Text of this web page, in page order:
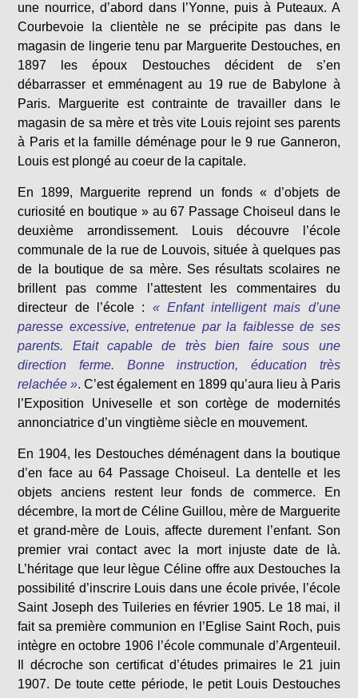
une nourrice, d’abord dans l’Yonne, puis à Puteaux. A
Courbevoie la clientèle ne se précipite pas dans le
magasin de lingerie tenu par Marguerite Destouches, en
1897 les époux Destouches décident de s’en
débarrasser et emménagent au 19 rue de Babylone à
Paris. Marguerite est contrainte de travailler dans le
magasin de sa mère et très vite Louis rejoint ses parents
à Paris et la famille déménage pour le 9 rue Ganneron,
Louis est plongé au coeur de la capitale.
En 1899, Marguerite reprend un fonds « d’objets de
curiosité en boutique » au 67 Passage Choiseul dans le
deuxième arrondissement. Louis découvre l’école
communale de la rue de Louvois, située à quelques pas
de la boutique de sa mère. Ses résultats scolaires ne
brillent pas comme l’attestent les commentaires du
directeur de l’école :
« Enfant intelligent mais d’une
paresse excessive, entretenue par la faiblesse de ses
parents. Etait capable de très bien faire sous une
direction ferme. Bonne instruction, éducation très
relachée ». C’est également en 1899 qu’aura lieu à Paris
l’Exposition Univeselle et son cortège de modernités
annonciatrice d’un vingtième siècle en mouvement.
En 1904, les Destouches déménagent dans la boutique
d’en face au 64 Passage Choiseul. La dentelle et les
objets anciens restent leur fonds de commerce. En
décembre, la mort de Céline Guillou, mère de Marguerite
et grand-mère de Louis, affecte durement l’enfant. Son
premier vrai contact avec la mort injuste date de là.
L’héritage que leur lègue Céline offre aux Destouches la
possibilité d’inscrire Louis dans une école privée, l’école
Saint Joseph des Tuileries en février 1905. Le 18 mai, il
fait sa première communion en l’Eglise Saint Roch, puis
intègre en octobre 1906 l’école communale d’Argenteuil.
Il décroche son certificat d’études primaires le 21 juin
1907. De toute cette période, le petit Louis Destouches